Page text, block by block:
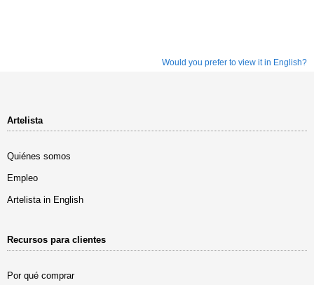
Would you prefer to view it in English?
Artelista
Quiénes somos
Empleo
Artelista in English
Recursos para clientes
Por qué comprar